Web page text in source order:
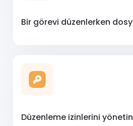
Bir görevi düzenlerken
Düzenleme izinlerini